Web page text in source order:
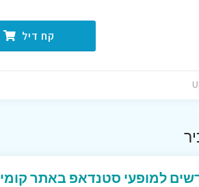
קח דיל
למופעי סטנדאפ באתר קומי